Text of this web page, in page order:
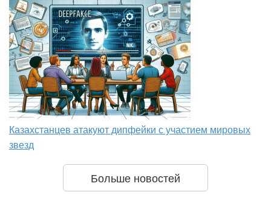
Казахстанцев атакуют дипфейки с участием мировых
звезд
Больше новостей